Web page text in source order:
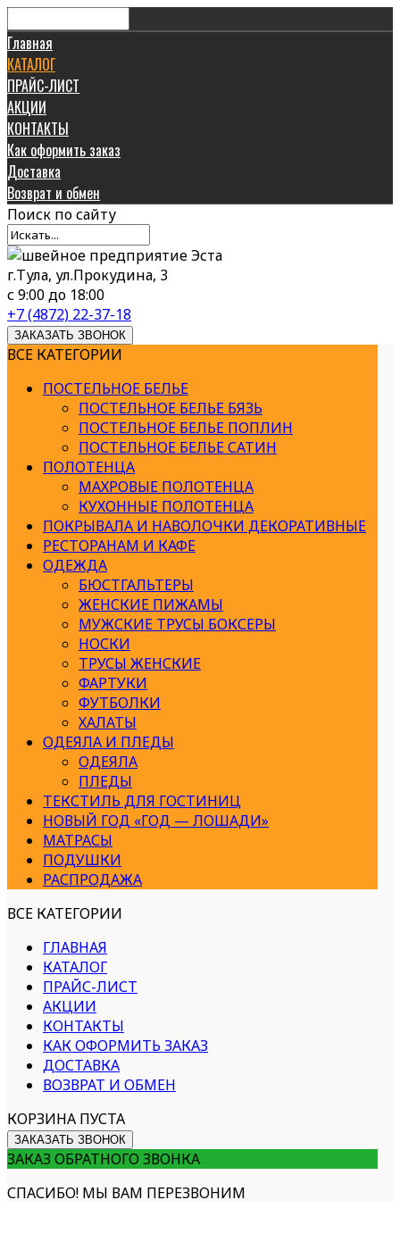
Главная
КАТАЛОГ
ПРАЙС-ЛИСТ
АКЦИИ
КОНТАКТЫ
Как оформить заказ
Доставка
Возврат и обмен
Поиск по сайту
г.Тула, ул.Прокудина, 3
с 9:00 до 18:00
+7 (4872) 22-37-18
ЗАКАЗАТЬ ЗВОНОК
ВСЕ КАТЕГОРИИ
ПОСТЕЛЬНОЕ БЕЛЬЕ
ПОСТЕЛЬНОЕ БЕЛЬЕ БЯЗЬ
ПОСТЕЛЬНОЕ БЕЛЬЕ ПОПЛИН
ПОСТЕЛЬНОЕ БЕЛЬЕ САТИН
ПОЛОТЕНЦА
МАХРОВЫЕ ПОЛОТЕНЦА
КУХОННЫЕ ПОЛОТЕНЦА
ПОКРЫВАЛА И НАВОЛОЧКИ ДЕКОРАТИВНЫЕ
РЕСТОРАНАМ И КАФЕ
ОДЕЖДА
БЮСТГАЛЬТЕРЫ
ЖЕНСКИЕ ПИЖАМЫ
МУЖСКИЕ ТРУСЫ БОКСЕРЫ
НОСКИ
ТРУСЫ ЖЕНСКИЕ
ФАРТУКИ
ФУТБОЛКИ
ХАЛАТЫ
ОДЕЯЛА И ПЛЕДЫ
ОДЕЯЛА
ПЛЕДЫ
ТЕКСТИЛЬ ДЛЯ ГОСТИНИЦ
НОВЫЙ ГОД «ГОД — ЛОШАДИ»
МАТРАСЫ
ПОДУШКИ
РАСПРОДАЖА
ВСЕ КАТЕГОРИИ
ГЛАВНАЯ
КАТАЛОГ
ПРАЙС-ЛИСТ
АКЦИИ
КОНТАКТЫ
КАК ОФОРМИТЬ ЗАКАЗ
ДОСТАВКА
ВОЗВРАТ И ОБМЕН
КОРЗИНА ПУСТА
ЗАКАЗАТЬ ЗВОНОК
ЗАКАЗ ОБРАТНОГО ЗВОНКА
СПАСИБО! МЫ ВАМ ПЕРЕЗВОНИМ